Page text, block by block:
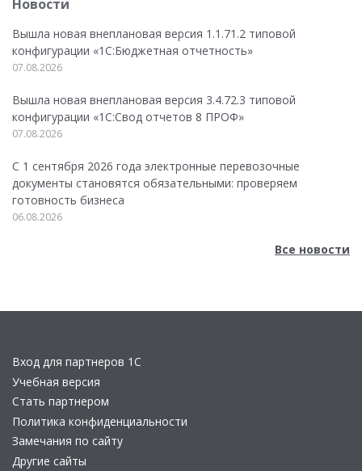
Новости
Вышла новая внеплановая версия 1.1.71.2 типовой
конфигурации «1C:Бюджетная отчетность»
07.08.2026
Вышла новая внеплановая версия 3.4.72.3 типовой
конфигурации «1C:Свод отчетов 8 ПРОФ»
07.08.2026
С 1 сентября 2026 года электронные перевозочные
документы становятся обязательными: проверяем
готовность бизнеса
06.08.2026
Все новости
Вход для партнеров 1С
Учебная версия
Стать партнером
Политика конфиденциальности
Замечания по сайту
Другие сайты